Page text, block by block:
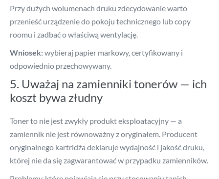
Przy dużych wolumenach druku zdecydowanie warto
przenieść urządzenie do pokoju technicznego lub copy
roomu i zadbać o właściwą wentylację.
Wniosek:wybieraj papier markowy, certyfikowany i
odpowiednio przechowywany.
5. Uważaj na zamienniki tonerów — ich
koszt bywa złudny
Toner to nie jest zwykły produkt eksploatacyjny — a
zamiennik nie jest równoważny z oryginałem. Producent
oryginalnego kartridża deklaruje wydajność i jakość druku,
której nie da się zagwarantować w przypadku zamienników.